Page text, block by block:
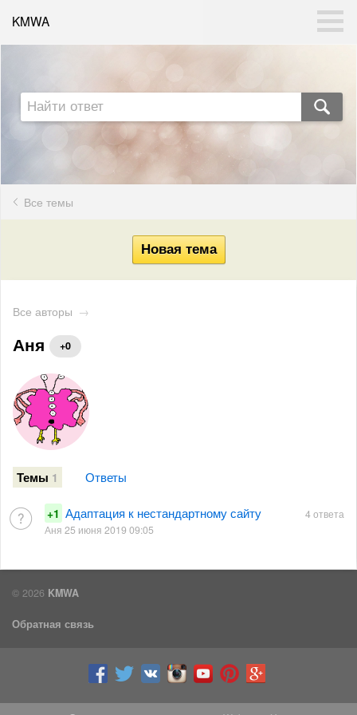
KMWA
Все темы
Все авторы →
Аня +0
Темы 1 Ответы
+1 Адаптация к нестандартному сайту
Аня 25 июня 2019 09:05
4 ответа
© 2026 KMWA
Обратная связь